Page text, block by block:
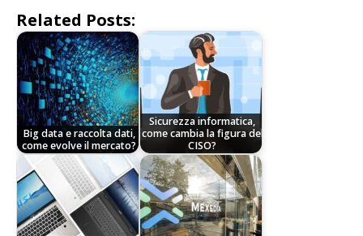
Related Posts:
Big data e raccolta dati,
come evolve il mercato?
Sicurezza informatica,
come cambia la figura del
CISO?